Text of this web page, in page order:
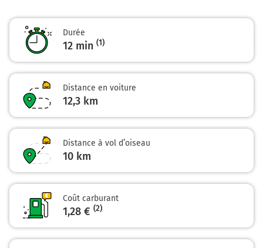
Au rond-point, prendre la 2ème sortie sur D40 (Rue de
la Forte de Rieux) et continuer sur 270 mètres
11,9 km
0h13 Montesquieu-Volvestre
31310
Durée
12 min (1)
Distance en voiture
12,3 km
Distance à vol d’oiseau
10 km
Coût carburant
1,28 € (2)